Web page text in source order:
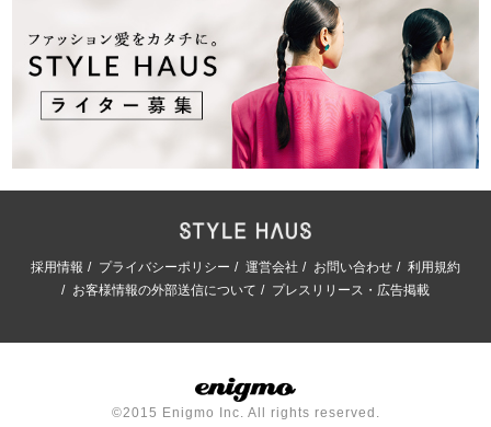
採用情報 プライバシーポリシー 運営会社 お問い合わせ
利用規約
お客様情報の外部送信について
プレスリリース・広告掲載
©2015 Enigmo Inc. All rights reserved.